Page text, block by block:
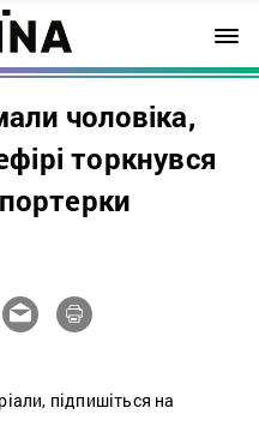
чоловіка,
торкнувся
підпишіться на